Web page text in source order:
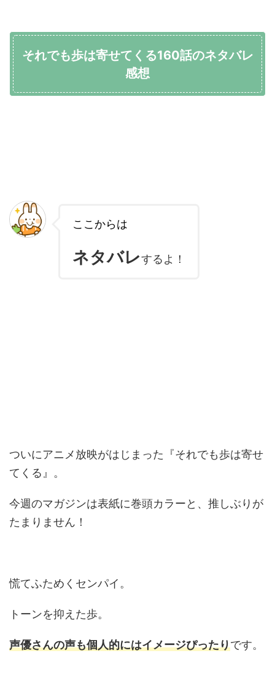
それでも歩は寄せてくる160話のネタバレ
感想
ここからは
ネタバレするよ！
ついにアニメ放映がはじまった『それでも歩は寄せ
てくる』。
今週のマガジンは表紙に巻頭カラーと、推しぶりが
たまりません！
慌てふためくセンパイ。
トーンを抑えた歩。
声優さんの声も個人的にはイメージぴったりです。